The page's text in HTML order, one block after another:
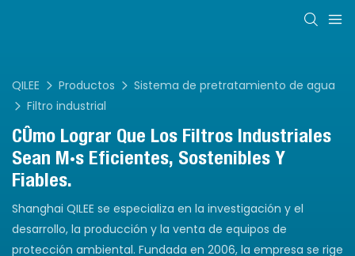
QILEE Productos
Sistema de pretratamiento de agua
Filtro industrial
Cómo Lograr Que Los Filtros Industriales
Sean Más Eficientes, Sostenibles Y
Fiables.
Shanghai QILEE se especializa en la investigación y el
desarrollo, la producción y la venta de equipos de
protección ambiental. Fundada en 2006, la empresa se rige